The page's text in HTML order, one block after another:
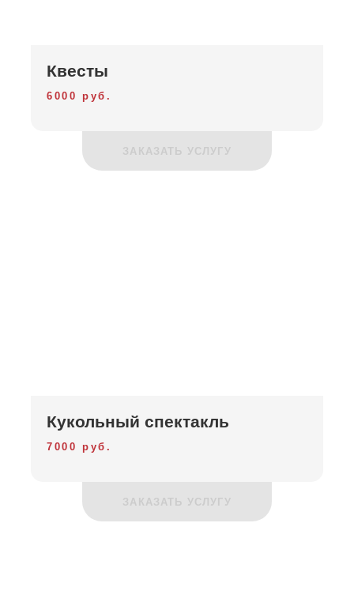
Квесты
6000 руб.
ЗАКАЗАТЬ УСЛУГУ
Кукольный спектакль
7000 руб.
ЗАКАЗАТЬ УСЛУГУ